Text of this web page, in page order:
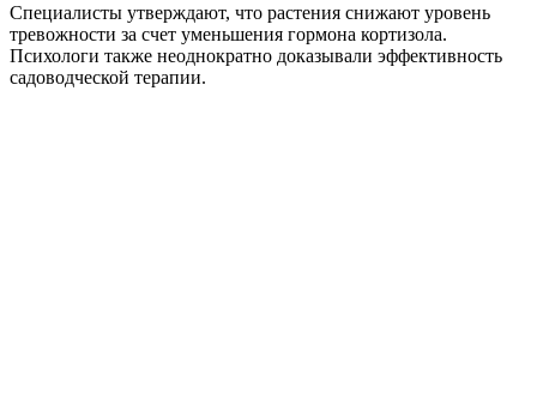
Специалисты утверждают, что растения снижают уровень
тревожности за счет уменьшения гормона кортизола.
Психологи также неоднократно доказывали эффективность
садоводческой терапии.